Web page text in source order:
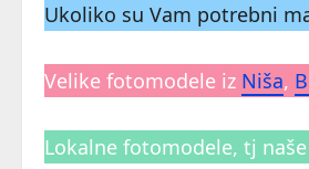
Ukoliko su Vam potrebni
Velike fotomodele iz Niša,
Lokalne fotomodele, tj